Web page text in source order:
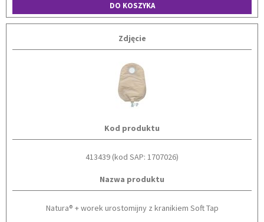
DO KOSZYKA
Zdjęcie
Kod produktu
413439 (kod SAP: 1707026)
Nazwa produktu
Natura® + worek urostomijny z kranikiem Soft Tap